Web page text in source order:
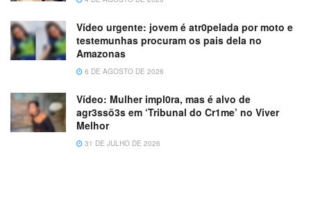
Vídeo urgente: jovem é atr0pelada por moto e
testemunhas procuram os pais dela no
Amazonas
6 DE AGOSTO DE 2026
Vídeo: Mulher impl0ra, mas é alvo de
agr3ssõ3s em ‘Tribunal do Cr1me’ no Viver
Melhor
31 DE JULHO DE 2026